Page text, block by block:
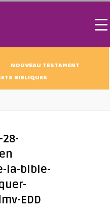
NOUVEAU TESTAMENT
BIBLIQUES
la-bible-
EDD